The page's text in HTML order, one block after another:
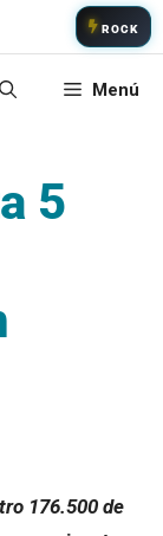
ROCK
Menú
5
176.500 de